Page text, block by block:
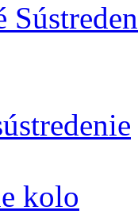
kolo